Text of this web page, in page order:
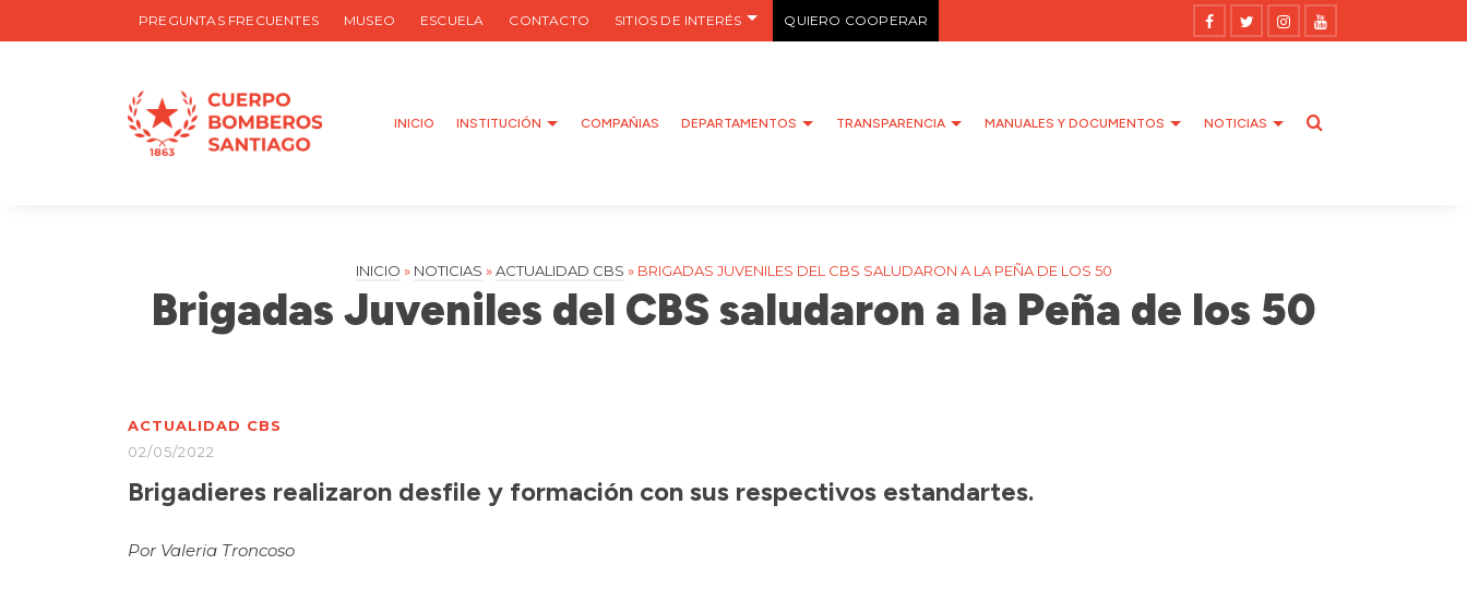
PREGUNTAS FRECUENTES MUSEO ESCUELA CONTACTO SITIOS DE INTERÉS QUIERO COOPERAR
INICIO INSTITUCIÓN COMPAÑIAS DEPARTAMENTOS TRANSPARENCIA MANUALES Y DOCUMENTOS NOTICIAS
INICIO » NOTICIAS » ACTUALIDAD CBS » BRIGADAS JUVENILES DEL CBS SALUDARON A LA PEÑA DE LOS 50
Brigadas Juveniles del CBS saludaron a la Peña de los 50
ACTUALIDAD CBS
02/05/2022
Brigadieres realizaron desfile y formación con sus respectivos estandartes.
Por Valeria Troncoso